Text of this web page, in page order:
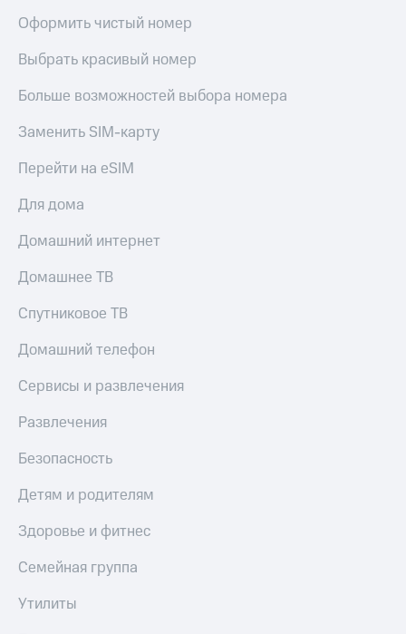
Оформить чистый номер
Выбрать красивый номер
Больше возможностей выбора номера
Заменить SIM-карту
Перейти на eSIM
Для дома
Домашний интернет
Домашнее ТВ
Спутниковое ТВ
Домашний телефон
Сервисы и развлечения
Развлечения
Безопасность
Детям и родителям
Здоровье и фитнес
Семейная группа
Утилиты